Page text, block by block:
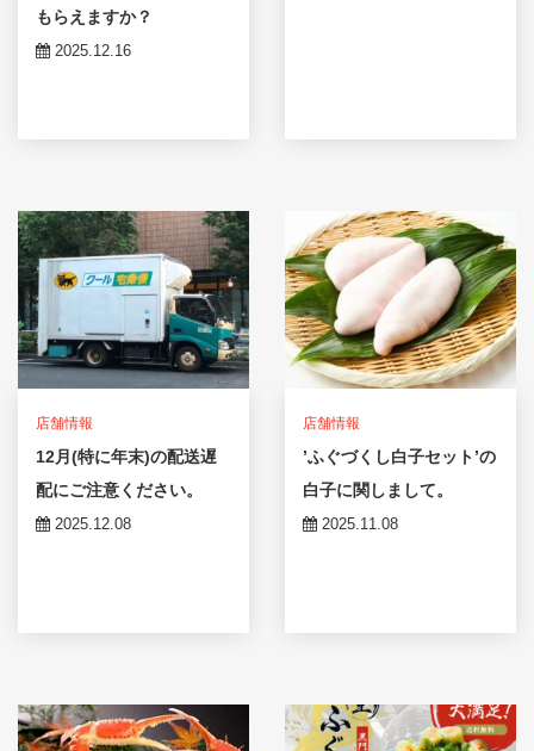
もらえますか？
2025.12.16
店舗情報
12月(特に年末)の配送遅
配にご注意ください。
2025.12.08
店舗情報
’ふぐづくし白子セット’の
白子に関しまして。
2025.11.08